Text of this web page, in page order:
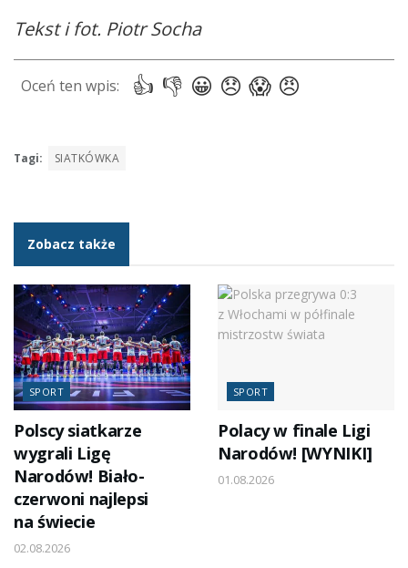
Tekst i fot. Piotr Socha
Tagi: SIATKÓWKA
Zobacz także
SPORT
Polscy siatkarze
wygrali Ligę
Narodów! Biało-
czerwoni najlepsi
na świecie
02.08.2026
SPORT
Polacy w finale Ligi
Narodów! [WYNIKI]
01.08.2026